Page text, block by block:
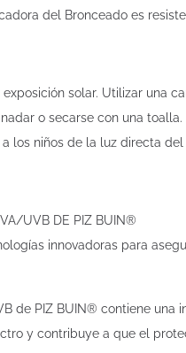
del Bronceado es
solar. Utilizar una
o secarse con una
los niños de la luz directa del
UVB DE PIZ BUIN®
innovadoras para
de PIZ BUIN® contiene
y contribuye a que el